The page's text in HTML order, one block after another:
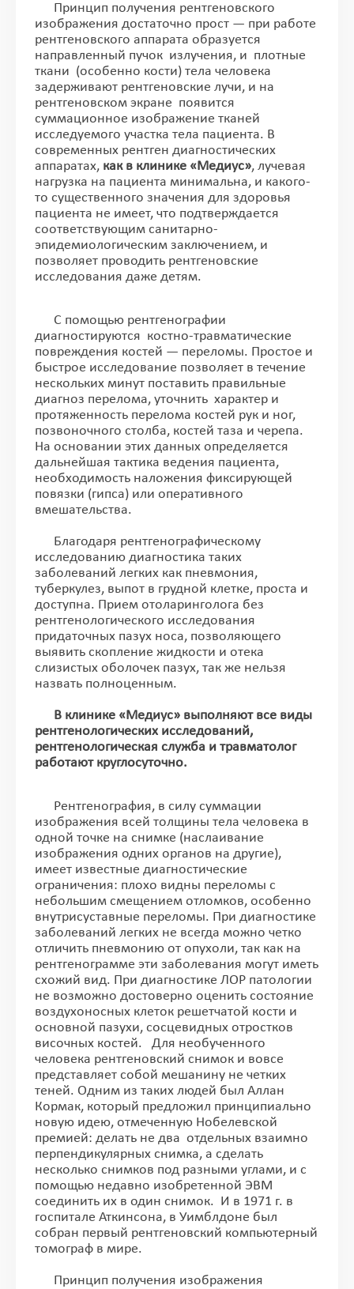
Принцип получения рентгеновского
изображения достаточно прост — при работе
рентгеновского аппарата образуется
направленный пучок излучения, и плотные
ткани (особенно кости) тела человека
задерживают рентгеновские лучи, и на
рентгеновском экране появится
суммационное изображение тканей
исследуемого участка тела пациента. В
современных рентген диагностических
аппаратах, как в клинике «Медиус», лучевая
нагрузка на пациента минимальна, и какого-
то существенного значения для здоровья
пациента не имеет, что подтверждается
соответствующим санитарно-
эпидемиологическим заключением, и
позволяет проводить рентгеновские
исследования даже детям.
С помощью рентгенографии
диагностируются костно-травматические
повреждения костей — переломы. Простое и
быстрое исследование позволяет в течение
нескольких минут поставить правильные
диагноз перелома, уточнить характер и
протяженность перелома костей рук и ног,
позвоночного столба, костей таза и черепа.
На основании этих данных определяется
дальнейшая тактика ведения пациента,
необходимость наложения фиксирующей
повязки (гипса) или оперативного
вмешательства.
Благодаря рентгенографическому
исследованию диагностика таких
заболеваний легких как пневмония,
туберкулез, выпот в грудной клетке, проста и
доступна. Прием отоларинголога без
рентгенологического исследования
придаточных пазух носа, позволяющего
выявить скопление жидкости и отека
слизистых оболочек пазух, так же нельзя
назвать полноценным.
В клинике «Медиус» выполняют все виды
рентгенологических исследований,
рентгенологическая служба и травматолог
работают круглосуточно.
Рентгенография, в силу суммации
изображения всей толщины тела человека в
одной точке на снимке (наслаивание
изображения одних органов на другие),
имеет известные диагностические
ограничения: плохо видны переломы с
небольшим смещением отломков, особенно
внутрисуставные переломы. При диагностике
заболеваний легких не всегда можно четко
отличить пневмонию от опухоли, так как на
рентгенограмме эти заболевания могут иметь
схожий вид. При диагностике ЛОР патологии
не возможно достоверно оценить состояние
воздухоносных клеток решетчатой кости и
основной пазухи, сосцевидных отростков
височных костей. Для необученного
человека рентгеновский снимок и вовсе
представляет собой мешанину не четких
теней. Одним из таких людей был Аллан
Кормак, который предложил принципиально
новую идею, отмеченную Нобелевской
премией: делать не два отдельных взаимно
перпендикулярных снимка, а сделать
несколько снимков под разными углами, и с
помощью недавно изобретенной ЭВМ
соединить их в один снимок. И в 1971 г. в
госпитале Аткинсона, в Уимблдоне был
собран первый рентгеновский компьютерный
томограф в мире.
Принцип получения изображения